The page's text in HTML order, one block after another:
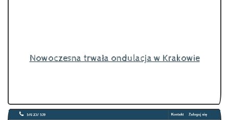
Nowoczesna trwała ondulacja w Krakowie